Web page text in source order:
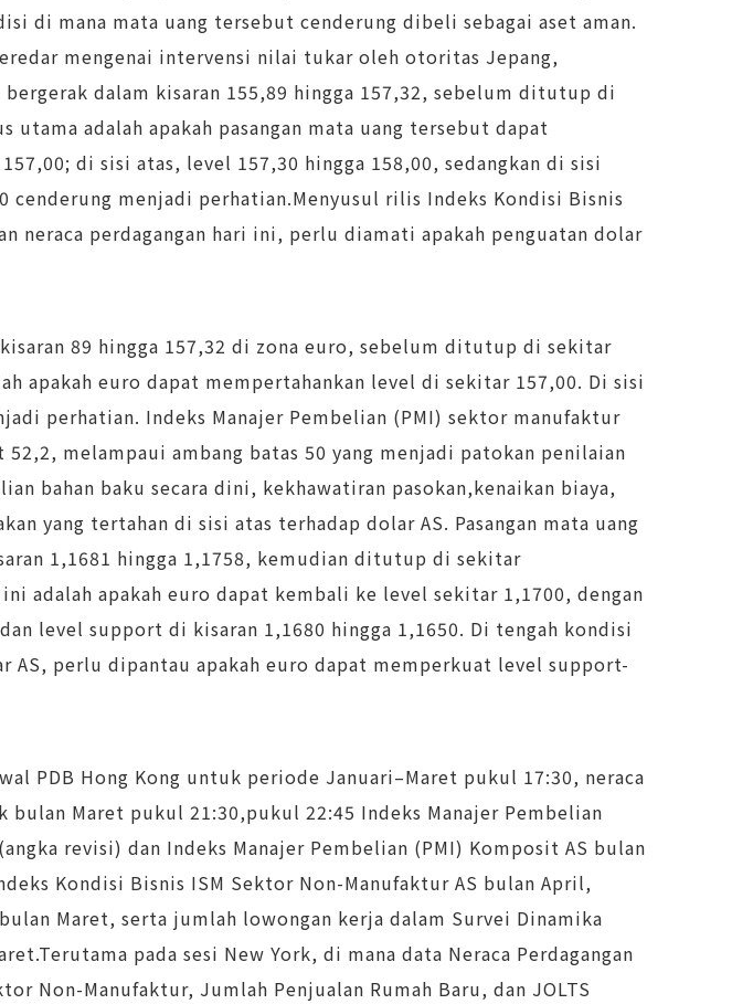
di mana mata uang tersebut cenderung dibeli sebagai aset aman.
mengenai intervensi nilai tukar oleh otoritas Jepang,
bergerak dalam kisaran 155,89 hingga 157,32, sebelum ditutup di
adalah apakah pasangan mata uang tersebut dapat
di sisi atas, level 157,30 hingga 158,00, sedangkan di sisi
cenderung menjadi perhatian.Menyusul rilis Indeks Kondisi Bisnis
neraca perdagangan hari ini, perlu diamati apakah penguatan dolar
89 hingga 157,32 di zona euro, sebelum ditutup di sekitar
apakah euro dapat mempertahankan level di sekitar 157,00. Di sisi
perhatian. Indeks Manajer Pembelian (PMI) sektor manufaktur
melampaui ambang batas 50 yang menjadi patokan penilaian
bahan baku secara dini, kekhawatiran pasokan,kenaikan biaya,
yang tertahan di sisi atas terhadap dolar AS. Pasangan mata uang
1,1681 hingga 1,1758, kemudian ditutup di sekitar
adalah apakah euro dapat kembali ke level sekitar 1,1700, dengan
level support di kisaran 1,1680 hingga 1,1650. Di tengah kondisi
AS, perlu dipantau apakah euro dapat memperkuat level support-
PDB Hong Kong untuk periode Januari–Maret pukul 17:30, neraca
bulan Maret pukul 21:30,pukul 22:45 Indeks Manajer Pembelian
revisi) dan Indeks Manajer Pembelian (PMI) Komposit AS bulan
Kondisi Bisnis ISM Sektor Non-Manufaktur AS bulan April,
Maret, serta jumlah lowongan kerja dalam Survei Dinamika
pada sesi New York, di mana data Neraca Perdagangan
Non-Manufaktur, Jumlah Penjualan Rumah Baru, dan JOLTS